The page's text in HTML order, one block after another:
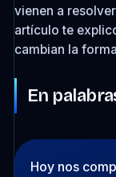
vienen a
artículo te
cambian la
En
Hoy nos